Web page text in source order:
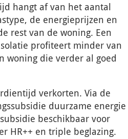
hangt af van het aantal
de energieprijzen en
rest van de woning. Een
profiteert minder van
woning die verder al goed
verkorten. Via de
duurzame energie
beschikbaar voor
HR++ en triple beglazing.